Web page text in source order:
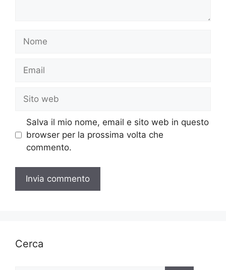
Nome
Email
Sito
web
Salva il mio nome, email e sito web in questo
browser per la prossima volta che
commento.
Cerca